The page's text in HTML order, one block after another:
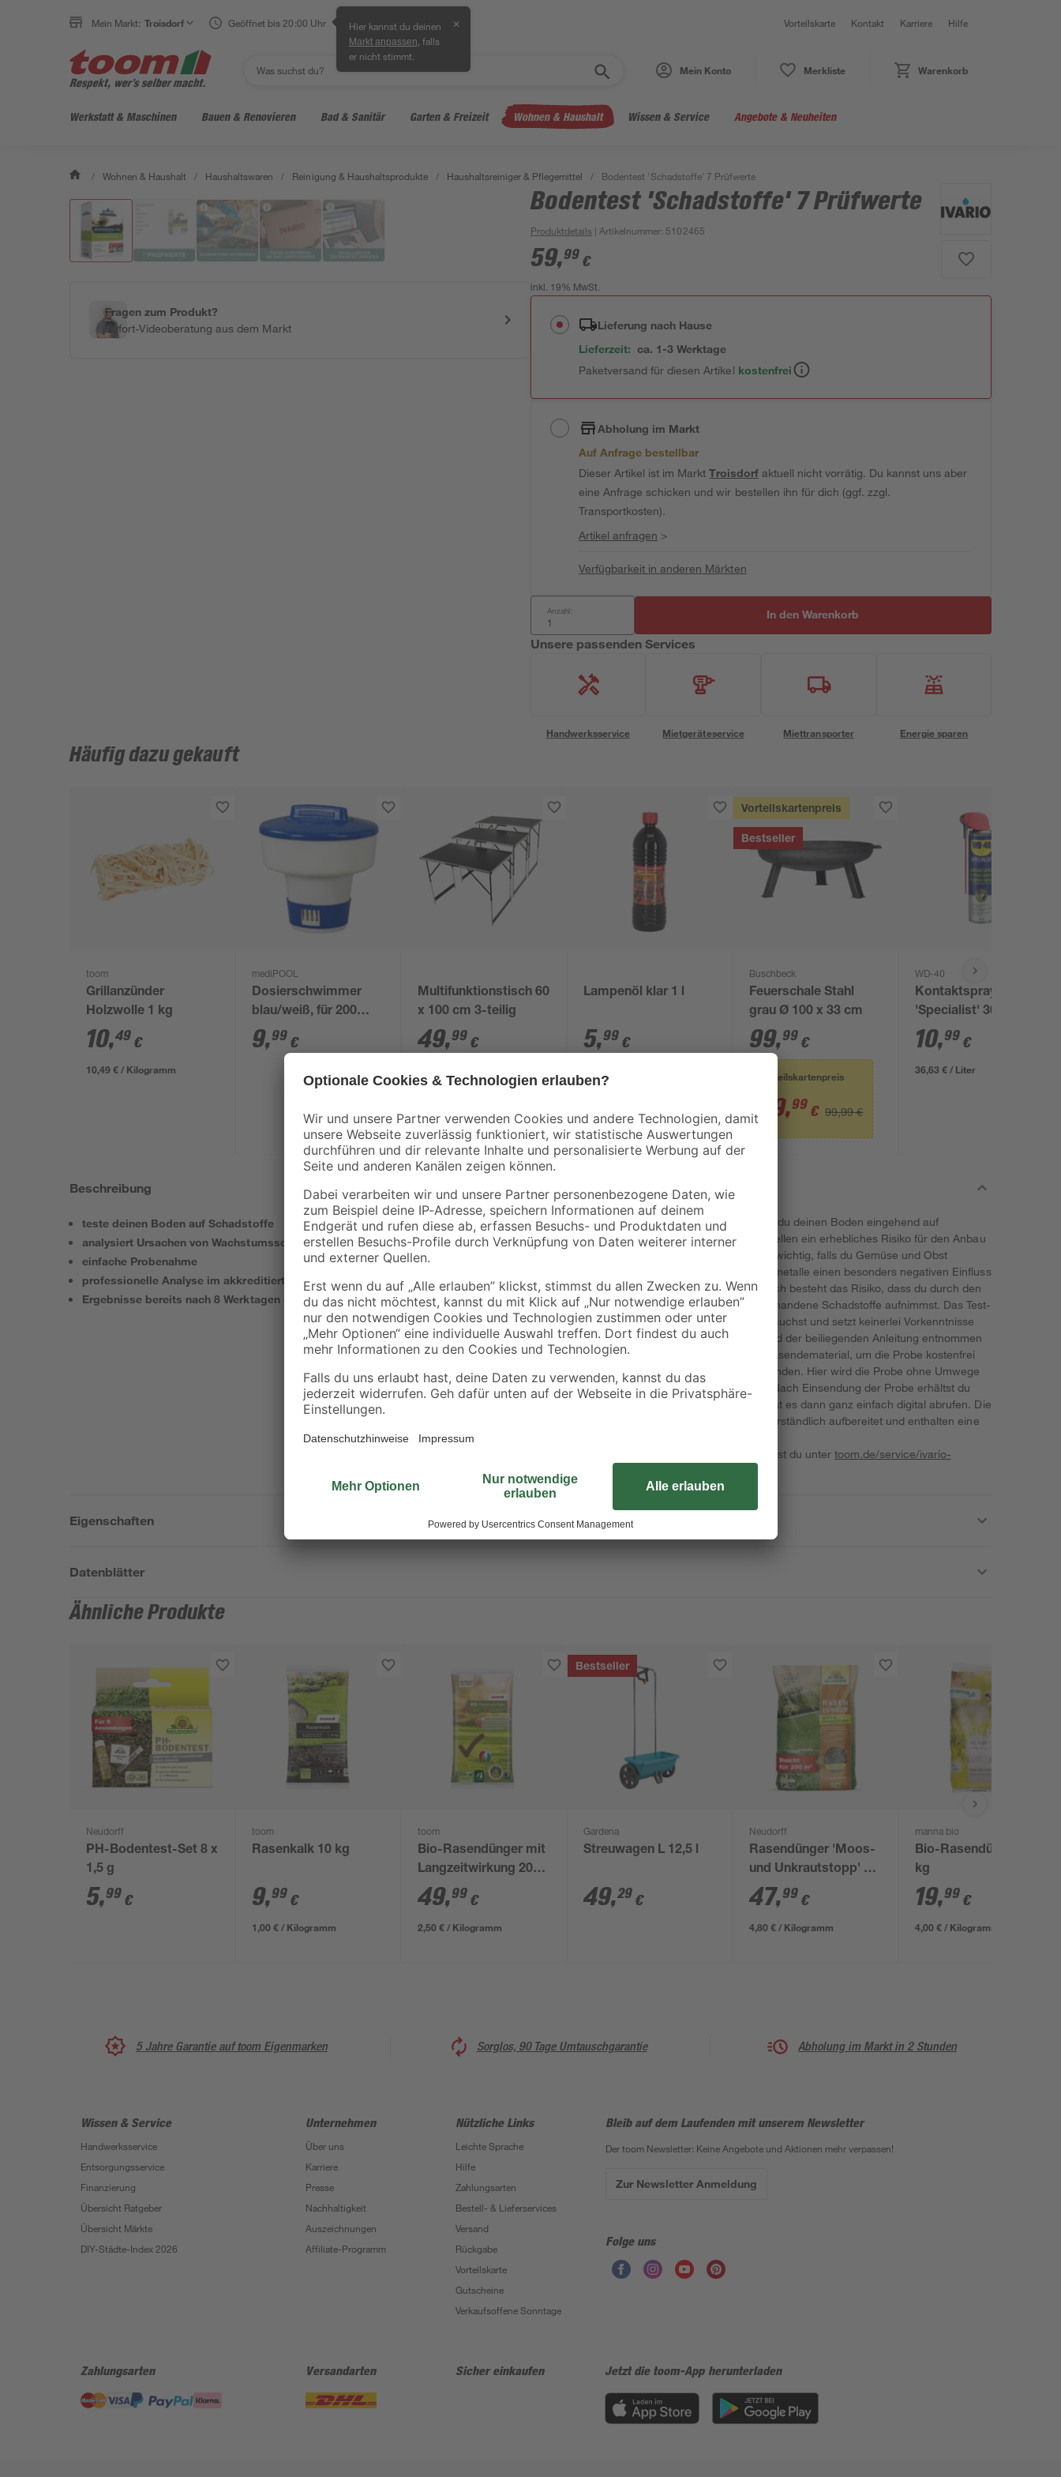
Mein Markt: Troisdorf Geöffnet bis 20:00 Uhr Hier kannst du deinen
Markt anpassen , falls
er nicht stimmt.
✕ Vorteilskarte Kontakt Karriere Hilfe
Mein Konto Merkliste Warenkorb
Werkstatt & Maschinen Bauen & Renovieren Bad & Sanitär Garten & Freizeit Wohnen & Haushalt Wissen & Service Angebote & Neuheiten
/ Wohnen & Haushalt / Haushaltswaren / Reinigung & Haushaltsprodukte / Haushaltsreiniger & Pflegemittel / Bodentest 'Schadstoffe' 7 Prüfwerte
Fragen zum Produkt?
Sofort-Videoberatung aus dem Markt
Bodentest 'Schadstoffe' 7 Prüfwerte
Produktdetails | Artikelnummer: 5102465
59,99 €
inkl. 19% MwSt.
Lieferung nach Hause
Lieferzeit: ca. 1-3 Werktage
Paketversand für diesen Artikel kostenfrei
Abholung im Markt
Auf Anfrage bestellbar
Dieser Artikel ist im MarktTroisdorfaktuell nicht vorrätig. Du kannst uns aber
eine Anfrage schicken und wir bestellen ihn für dich (ggf. zzgl.
Transportkosten).
Artikel anfragen >
Verfügbarkeit in anderen Märkten
Anzahl: In den Warenkorb
Unsere passenden Services
Handwerksservice Mietgeräteservice Miettransporter Energie sparen
Häufig dazu gekauft
toom
Grillanzünder
Holzwolle 1 kg
10,49 €
10,49 € / Kilogramm
mediPOOL
Dosierschwimmer
blau/weiß, für 200
g/250 g Tabletten
9,99 €
Multifunktionstisch 60
x 100 cm 3-teilig
49,99 €
Lampenöl klar 1 l
5,99 €
Vorteilskartenpreis
Bestseller
Buschbeck
Feuerschale Stahl
grau Ø 100 x 33 cm
99,99 €
Vorteilskartenpreis
79,99 € 99,99 €
WD-40
Kontaktspray
'Specialist' 300 ml
10,99 €
36,63 € / Liter
Beschreibung
teste deinen Boden auf Schadstoffe
analysiert Ursachen von Wachstumsschwierigkeiten sowie Pflanzenschäden
einfache Probenahme
professionelle Analyse im akkreditierten Fachlabor
Ergebnisse bereits nach 8 Werktagen digital abrufen
Mit dem IVARIO Bodentest 'Schadstoffe' kannst du deinen Boden eingehend auf
Schadstoffe untersuchen lassen. Schadstoffe stellen ein erhebliches Risiko für den Anbau
von Nutzpflanzen dar. Dieser Test ist besonders wichtig, falls du Gemüse und Obst
anbauen willst, da Schadstoffe wie z.B. Schwermetalle einen besonders negativen Einfluss
auf das Wachstum der Pflanzen haben. Zusätzlich besteht das Risiko, dass du durch den
Verzehr von angebautem Obst und Gemüse vorhandene Schadstoffe aufnimmst. Das Test-
Set enthält alles, was du für die Probenahme brauchst und setzt keinerlei Vorkenntnisse
voraus. Nachdem du die Probe zu Hause anhand der beiliegenden Anleitung entnommen
hast, nutze einfach das bereits beiliegende Rücksendematerial, um die Probe kostenfrei
direkt in das akkreditierte, deutsche Labor zu senden. Hier wird die Probe ohne Umwege
und Zeitverzug direkt fachmännisch analysiert. Nach Einsendung der Probe erhältst du
dein Ergebnis schon nach ca. 8 Tagen, du kannst es dann ganz einfach digital abrufen. Die
Testberichte sind umfangreich, für jedermann verständlich aufbereitet und enthalten eine
Weitere Informationen zu den IVARIO Tests findest du untertoom.de/service/ivario-
Eigenschaften
Datenblätter
Ähnliche Produkte
Neudorff
PH-Bodentest-Set 8 x
1,5 g
5,99 €
toom
Rasenkalk 10 kg
9,99 €
1,00 € / Kilogramm
toom
Bio-Rasendünger mit
Langzeitwirkung 20
kg
49,99 €
2,50 € / Kilogramm
Bestseller
Gardena
Streuwagen L 12,5 l
49,29 €
Neudorff
Rasendünger 'Moos-
und Unkrautstopp' 10
kg
47,99 €
4,80 € / Kilogramm
manna bio
Bio-Rasendünger 5
kg
19,99 €
4,00 € / Kilogramm
5 Jahre Garantie auf toom Eigenmarken Sorglos, 90 Tage Umtauschgarantie Abholung im Markt in 2 Stunden
Wissen & Service
Handwerksservice
Entsorgungsservice
Finanzierung
Übersicht Ratgeber
Übersicht Märkte
DIY-Städte-Index 2026
Unternehmen
Über uns
Karriere
Presse
Nachhaltigkeit
Auszeichnungen
Affiliate-Programm
Nützliche Links
Leichte Sprache
Hilfe
Zahlungsarten
Bestell- & Lieferservices
Versand
Rückgabe
Vorteilskarte
Gutscheine
Verkaufsoffene Sonntage
Bleib auf dem Laufenden mit unserem Newsletter
Der toom Newsletter: Keine Angebote und Aktionen mehr verpassen!
Zur Newsletter Anmeldung
Folge uns
Zahlungsarten Versandarten Sicher einkaufen Jetzt die toom-App herunterladen